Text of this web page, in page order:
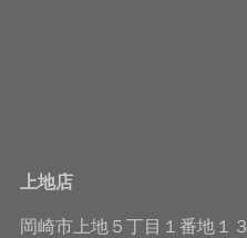
上地店
岡崎市上地５丁目１番地１３